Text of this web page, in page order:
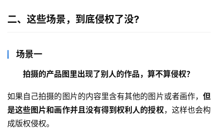
二、这些场景，到底侵权了没?
场景一
拍摄的产品图里出现了别人的作品，算不算侵权？
如果自己拍摄的图片的内容里含有其他的图片或者画作， 但
是这些图片和画作并且没有得到权利人的授权，这样也会构
成版权侵权。